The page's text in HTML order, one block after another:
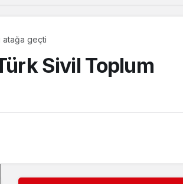
atağa geçti
Sivil Toplum